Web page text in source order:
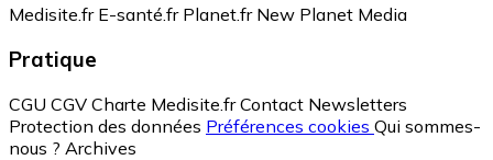
Medisite.fr E-santé.fr Planet.fr New Planet Media
Pratique
CGU CGV Charte Medisite.fr Contact Newsletters
Protection des données Préférences cookies Qui sommes-
nous ? Archives